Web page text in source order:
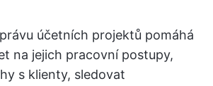
účetních projektů pomáhá
na jejich pracovní postupy,
s klienty, sledovat